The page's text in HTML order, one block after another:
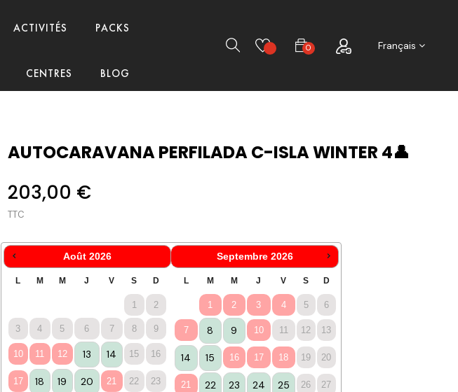
ACTIVITÉS PACKS
CENTRES BLOG
Chercher
0 Français
AUTOCARAVANA PERFILADA C-ISLA WINTER 4👤
203,00 €
TTC
Août 2026
L M M J V S D
1 2
3 4 5 6 7 8 9
10 11 12 13 14 15 16
17 18 19 20 21 22 23
Septembre 2026
L M M J V S D
1 2 3 4 5 6
7 8 9 10 11 12 13
14 15 16 17 18 19 20
21 22 23 24 25 26 27